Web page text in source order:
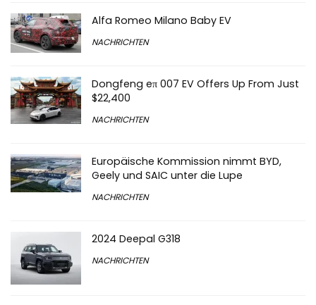
Alfa Romeo Milano Baby EV
NACHRICHTEN
Dongfeng eπ 007 EV Offers Up From Just
$22,400
NACHRICHTEN
Europäische Kommission nimmt BYD,
Geely und SAIC unter die Lupe
NACHRICHTEN
2024 Deepal G318
NACHRICHTEN